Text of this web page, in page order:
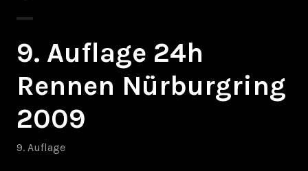
9. Auflage 24h
Rennen Nürburgring
2009
9. Auflage